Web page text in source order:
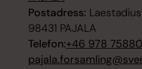
Postadress:
98431 PAJALA
Telefon:+46 978 75880